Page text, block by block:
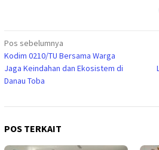
Navigasi
pos
Pos sebelumnya
Kodim 0210/TU Bersama Warga
Jaga Keindahan dan Ekosistem di
Danau Toba
POS TERKAIT